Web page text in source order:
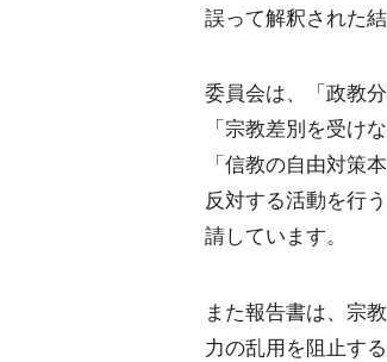
誤って解釈された
委員会は、「政教
「宗教差別を受け
「信教の自由対策
反対する活動を行
請しています。
また報告書は、宗
力の乱用を阻止す